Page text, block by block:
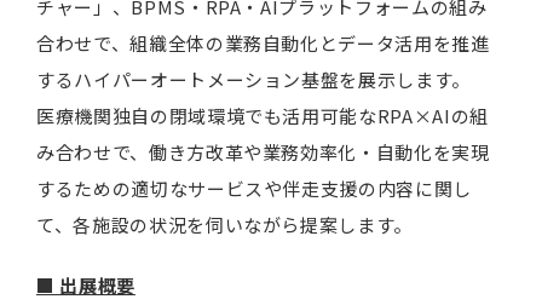
チャー」、BPMS・RPA・AIプラットフォームの組み
合わせで、組織全体の業務自動化とデータ活用を推進
するハイパーオートメーション基盤を展示します。
医療機関独自の閉域環境でも活用可能なRPA×AIの組
み合わせで、働き方改革や業務効率化・自動化を実現
するための適切なサービスや伴走支援の内容に関し
て、各施設の状況を伺いながら提案します。
■ 出展概要